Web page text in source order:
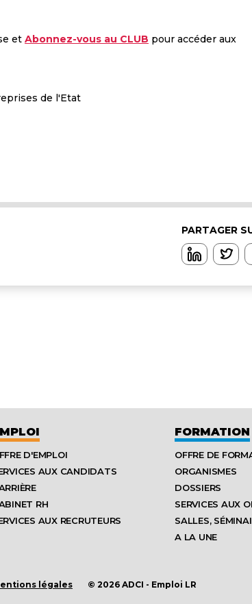
et Abonnez-vous au CLUB pour accéder aux
de l'Etat
PARTAGER
D'EMPLOI
AUX CANDIDATS
RH
AUX RECRUTEURS
FORMATION
OFFRE DE
ORGANISMES
DOSSIERS
SERVICES AUX
SALLES,
A LA UNE
légales © 2026 ADCI - Emploi LR